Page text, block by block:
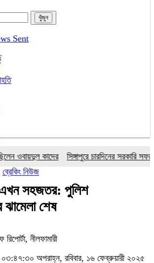
Sent
ওবায়দুল কাদের
সিঙ্গাপুরে চারদিনের সরকারি সফরে
ব্রেকিং নিউজ
এখন সহজতর: পুলিশ
ঝামেলা শেষ
নীলফামারী
অপরাহ্ন, রবিবার, ১৬ ফেব্রুয়ারী ২০২৫